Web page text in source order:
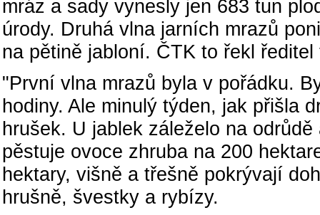
mráz a sady vynesly jen 683 tun
úrody. Druhá vlna jarních mrazů
na pětině jabloní. ČTK to řekl
"První vlna mrazů byla v pořádku.
hodiny. Ale minulý týden, jak přišla
hrušek. U jablek záleželo na
pěstuje ovoce zhruba na 200
hektary, višně a třešně pokrývají
hrušně, švestky a rybízy.